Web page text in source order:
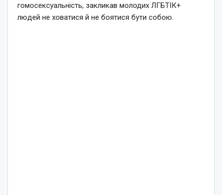
гомосексуальність, закликав молодих ЛГБТІК+
людей не ховатися й не боятися бути собою.